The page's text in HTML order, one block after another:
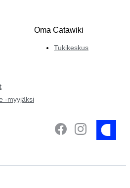
-myyjäksi
Oma Catawiki
Tukikeskus